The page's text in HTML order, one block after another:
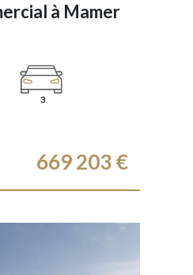
à Mamer
3
669 203 €